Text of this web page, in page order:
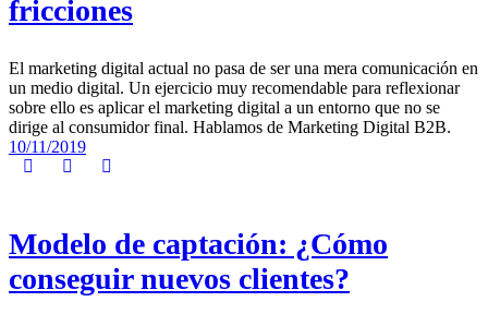
fricciones
El marketing digital actual no pasa de ser una mera comunicación en
un medio digital. Un ejercicio muy recomendable para reflexionar
sobre ello es aplicar el marketing digital a un entorno que no se
dirige al consumidor final. Hablamos de Marketing Digital B2B.
10/11/2019
Modelo de captación: ¿Cómo
conseguir nuevos clientes?